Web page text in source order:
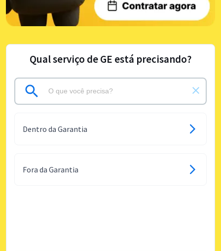
Qual serviço de GE está precisando?
Dentro da Garantia
Fora da Garantia